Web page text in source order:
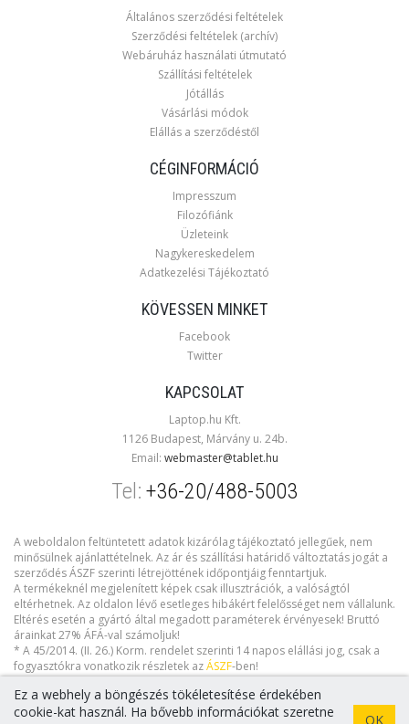
Általános szerződési feltételek
Szerződési feltételek (archív)
Webáruház használati útmutató
Szállítási feltételek
Jótállás
Vásárlási módok
Elállás a szerződéstől
CÉGINFORMÁCIÓ
Impresszum
Filozófiánk
Üzleteink
Nagykereskedelem
Adatkezelési Tájékoztató
KÖVESSEN MINKET
Facebook
Twitter
KAPCSOLAT
Laptop.hu Kft.
1126 Budapest, Márvány u. 24b.
Email: webmaster@tablet.hu
Tel: +36-20/488-5003
A weboldalon feltüntetett adatok kizárólag tájékoztató jellegűek, nem
minősülnek ajánlattételnek. Az ár és szállítási határidő változtatás jogát a
szerződés ÁSZF szerinti létrejöttének időpontjáig fenntartjuk.
A termékeknél megjelenített képek csak illusztrációk, a valóságtól
eltérhetnek. Az oldalon lévő esetleges hibákért felelősséget nem vállalunk.
Eltérés esetén a gyártó által megadott paraméterek érvényesek! Bruttó
árainkat 27% ÁFÁ-val számoljuk!
* A 45/2014. (II. 26.) Korm. rendelet szerinti 14 napos elállási jog, csak a
fogyasztókra vonatkozik részletek azÁSZF-ben!
Ez a webhely a böngészés tökéletesítése érdekében
cookie-kat használ. Ha bővebb információkat szeretne
OK